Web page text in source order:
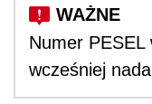
Numer
wcześniej